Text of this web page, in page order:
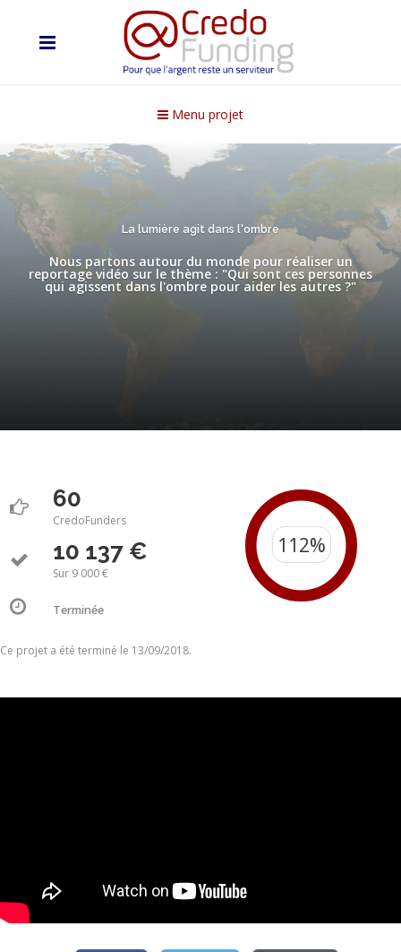
Menu projet
La lumière agit dans l'ombre
Nous partons autour du monde pour réaliser un
reportage vidéo sur le thème : "Qui sont ces personnes
qui agissent dans l'ombre pour aider les autres ?"
60
CredoFunders
10 137 €
Sur 9 000 €
Terminée
Ce projet a été terminé le 13/09/2018.